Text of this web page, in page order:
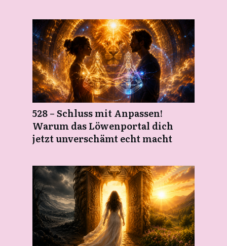
528 – Schluss mit Anpassen!
Warum das Löwenportal dich
jetzt unverschämt echt macht